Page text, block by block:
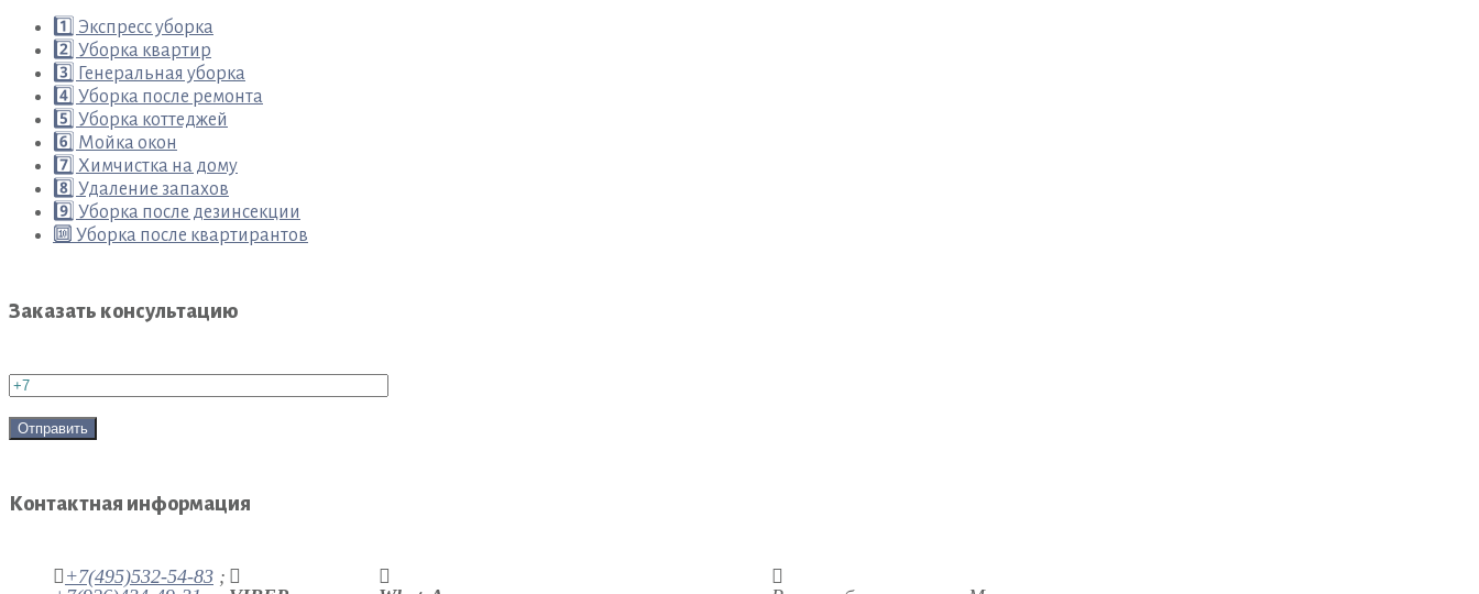
1️⃣ Экспресс уборка
2️⃣ Уборка квартир
3️⃣ Генеральная уборка
4️⃣ Уборка после ремонта
5️⃣ Уборка коттеджей
6️⃣ Мойка окон
7️⃣ Химчистка на дому
8️⃣ Удаление запахов
9️⃣ Уборка после дезинсекции
🔟 Уборка после квартирантов
Заказать консультацию
Контактная информация
+7(495)532-54-83 ;